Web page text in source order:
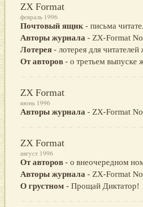
ZX Format
февраль 1996
Почтовый ящик - письма
Авторы журнала - ZX-Format
Лотерея - лотерея для читателей
От авторов - о третьем выпуске
ZX Format
июнь 1996
Авторы журнала - ZX-Format
ZX Format
август 1996
От авторов - о внеочередном
Авторы журнала - ZX-Format
О грустном - Прощай Диктатор!